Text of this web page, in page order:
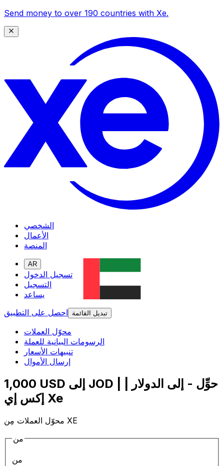
Send money to over 190 countries with Xe.
الشخصي
الأعمال
المنصة
AR
تسجيل الدخول
التسجيل
يساعد
احصل على التطبيق
تبديل القائمة
محوّل العملات
الرسومات البيانية للعملة
تنبيهات الأسعار
إرسال الأموال
1,000 USD إلى JOD | حوِّل - إلى الدولار |
إكس إي Xe
محوّل العملات مِن XE
من
من